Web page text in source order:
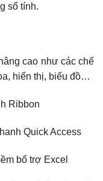
sổ tính.
cao như các chế
hiển thị, biểu đồ…
Ribbon
Quick Access
bổ trợ Excel